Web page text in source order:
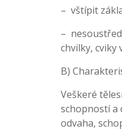
– vštípit
–
chvilky, cviky
B)
Veškeré
schopností a
odvaha,